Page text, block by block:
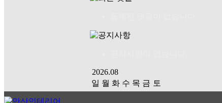
2026.08
일 월 화 수 목 금 토